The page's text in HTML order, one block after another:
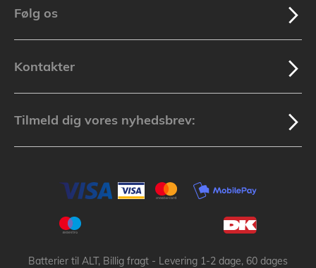
Følg os
Kontakter
Tilmeld dig vores nyhedsbrev:
Batterier til ALT, Billig fragt - Levering 1-2 dage, 60 dages